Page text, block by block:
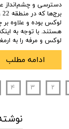
دسترسی و چشم‌انداز
لوکس بوده و علاوه بر
هستند. با توجه به
لوکس و مرفه را به
ادامه مطلب
۲ ۳ ۴